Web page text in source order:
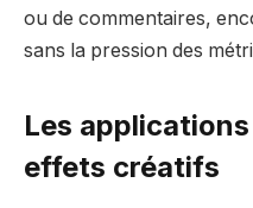
ou de commentaires,
sans la pression des
Les
effets créatifs